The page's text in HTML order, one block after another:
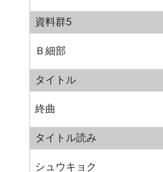
資料群5
Ｂ細部
タイトル
終曲
タイトル読み
シュウキョク